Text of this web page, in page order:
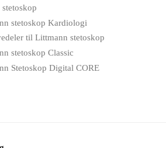
stetoskop Kardiologi
til Littmann stetoskop
stetoskop Classic
Stetoskop Digital CORE